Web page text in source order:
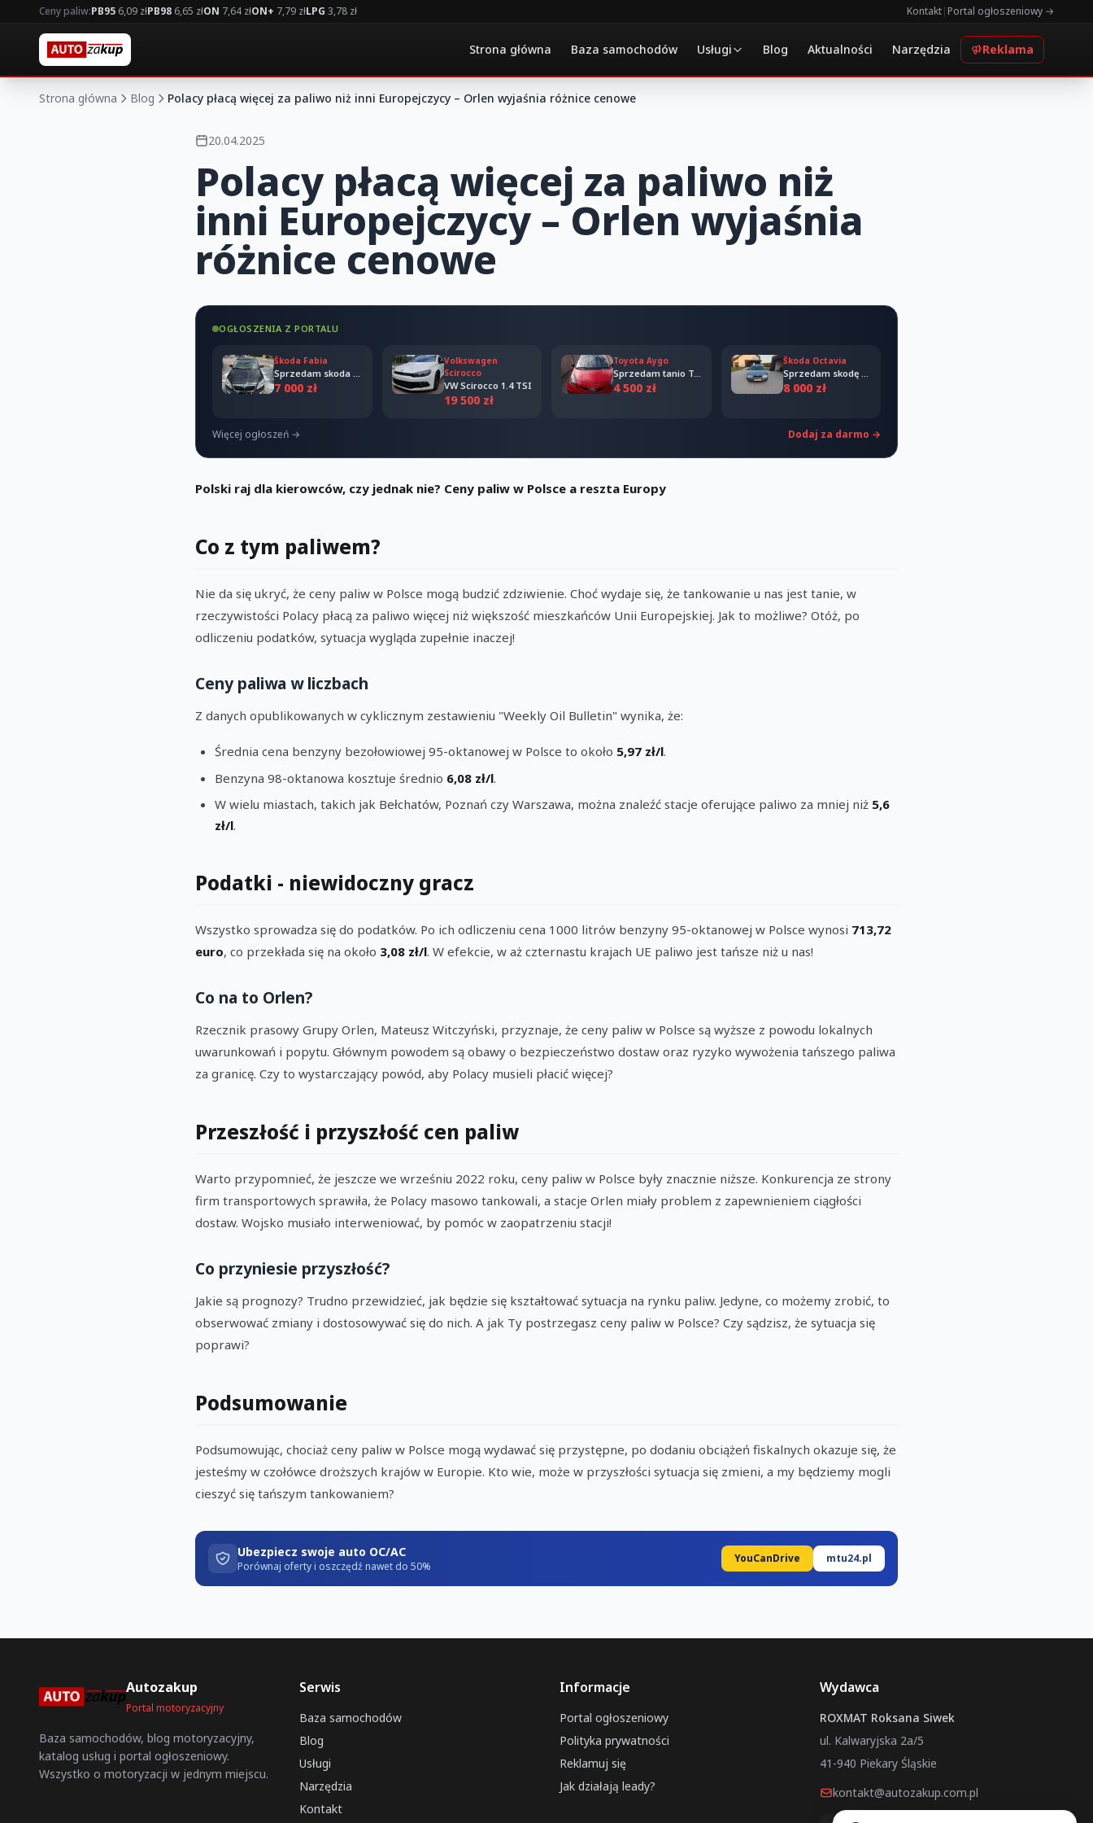
Ceny paliw:PB95 6,09 złPB98 6,65 złON 7,64 złON+ 7,79 złLPG 3,78 zł Kontakt| Portal ogłoszeniowy →
Strona główna Baza samochodów Usługi Blog Aktualności Narzędzia Reklama
Strona główna Blog Polacy płacą więcej za paliwo niż inni Europejczycy – Orlen wyjaśnia różnice cenowe
20.04.2025
Polacy płacą więcej za paliwo niż
inni Europejczycy – Orlen wyjaśnia
różnice cenowe
OGŁOSZENIA Z PORTALU
Škoda Fabia
Sprzedam skoda Fabia combi 2011
7 000 zł
Volkswagen
Scirocco
VW Scirocco 1.4 TSI
19 500 zł
Toyota Aygo
Sprzedam tanio Toyota Aygo 2006
4 500 zł
Škoda Octavia
Sprzedam skodę octavia 2008
8 000 zł
Więcej ogłoszeń → Dodaj za darmo →
Polski raj dla kierowców, czy jednak nie? Ceny paliw w Polsce a reszta Europy
Co z tym paliwem?
Nie da się ukryć, że ceny paliw w Polsce mogą budzić zdziwienie. Choć wydaje się, że tankowanie u nas jest tanie, w
rzeczywistości Polacy płacą za paliwo więcej niż większość mieszkańców Unii Europejskiej. Jak to możliwe? Otóż, po
odliczeniu podatków, sytuacja wygląda zupełnie inaczej!
Ceny paliwa w liczbach
Z danych opublikowanych w cyklicznym zestawieniu "Weekly Oil Bulletin" wynika, że:
Średnia cena benzyny bezołowiowej 95-oktanowej w Polsce to około 5,97 zł/l.
Benzyna 98-oktanowa kosztuje średnio 6,08 zł/l.
W wielu miastach, takich jak Bełchatów, Poznań czy Warszawa, można znaleźć stacje oferujące paliwo za mniej niż 5,6
zł/l.
Podatki - niewidoczny gracz
Wszystko sprowadza się do podatków. Po ich odliczeniu cena 1000 litrów benzyny 95-oktanowej w Polsce wynosi 713,72
euro, co przekłada się na około 3,08 zł/l. W efekcie, w aż czternastu krajach UE paliwo jest tańsze niż u nas!
Co na to Orlen?
Rzecznik prasowy Grupy Orlen, Mateusz Witczyński, przyznaje, że ceny paliw w Polsce są wyższe z powodu lokalnych
uwarunkowań i popytu. Głównym powodem są obawy o bezpieczeństwo dostaw oraz ryzyko wywożenia tańszego paliwa
za granicę. Czy to wystarczający powód, aby Polacy musieli płacić więcej?
Przeszłość i przyszłość cen paliw
Warto przypomnieć, że jeszcze we wrześniu 2022 roku, ceny paliw w Polsce były znacznie niższe. Konkurencja ze strony
firm transportowych sprawiła, że Polacy masowo tankowali, a stacje Orlen miały problem z zapewnieniem ciągłości
dostaw. Wojsko musiało interweniować, by pomóc w zaopatrzeniu stacji!
Co przyniesie przyszłość?
Jakie są prognozy? Trudno przewidzieć, jak będzie się kształtować sytuacja na rynku paliw. Jedyne, co możemy zrobić, to
obserwować zmiany i dostosowywać się do nich. A jak Ty postrzegasz ceny paliw w Polsce? Czy sądzisz, że sytuacja się
poprawi?
Podsumowanie
Podsumowując, chociaż ceny paliw w Polsce mogą wydawać się przystępne, po dodaniu obciążeń fiskalnych okazuje się, że
jesteśmy w czołówce droższych krajów w Europie. Kto wie, może w przyszłości sytuacja się zmieni, a my będziemy mogli
cieszyć się tańszym tankowaniem?
Ubezpiecz swoje auto OC/AC
Porównaj oferty i oszczędź nawet do 50%
YouCanDrive mtu24.pl
Autozakup
Portal motoryzacyjny
Baza samochodów, blog motoryzacyjny,
katalog usług i portal ogłoszeniowy.
Wszystko o motoryzacji w jednym miejscu.
Serwis
Baza samochodów
Blog
Usługi
Narzędzia
Kontakt
Informacje
Portal ogłoszeniowy
Polityka prywatności
Reklamuj się
Jak działają leady?
Wydawca
ROXMAT Roksana Siwek
ul. Kalwaryjska 2a/5
41-940 Piekary Śląskie
kontakt@autozakup.com.pl